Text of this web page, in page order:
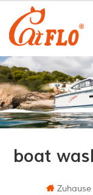
boat
Zuhause